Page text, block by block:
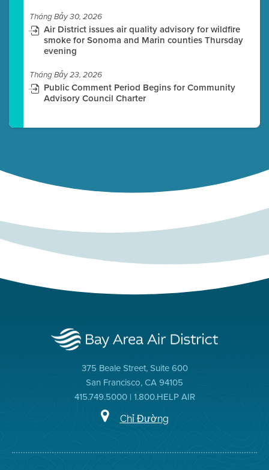
Tháng Bảy 30, 2026
Air District issues air quality advisory for wildfire
smoke for Sonoma and Marin counties Thursday
evening
Tháng Bảy 23, 2026
Public Comment Period Begins for Community
Advisory Council Charter
375 Beale Street, Suite 600
San Francisco, CA 94105
415.749.5000 | 1.800.HELP AIR
Chỉ Đường